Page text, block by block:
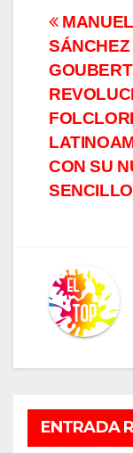
de
SÁNCHEZ
GOUBERT
CON SU
SENCILLO
ENTRADA